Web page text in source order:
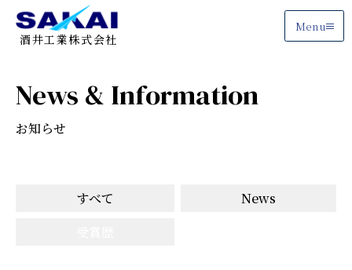
酒井工業株式会社
Menu
News & Information
お知らせ
すべて
News